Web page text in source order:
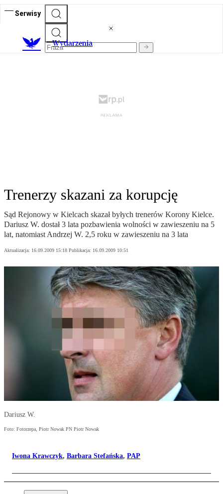
Serwisy
Wydarzenia
Trenerzy skazani za korupcję
Sąd Rejonowy w Kielcach skazał byłych trenerów Korony Kielce.
Dariusz W. dostał 3 lata pozbawienia wolności w zawieszeniu na 5
lat, natomiast Andrzej W. 2,5 roku w zawieszeniu na 3 lata
Aktualizacja: 16.09.2009 15:18 Publikacja: 16.09.2009 10:51
Dariusz W.
Foto: Fotorzepa, Piotr Nowak PN Piotr Nowak
Iwona Krawczyk, Barbara Stefańska, PAP